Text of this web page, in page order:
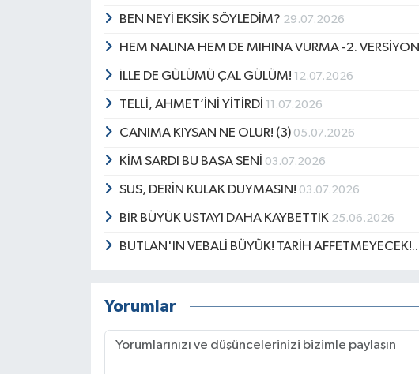
BEN NEYİ EKSİK SÖYLEDİM? 29.07.2026
HEM NALINA HEM DE MIHINA VURMA -2. VERSİYON
İLLE DE GÜLÜMÜ ÇAL GÜLÜM! 12.07.2026
TELLİ, AHMET’İNİ YİTİRDİ 11.07.2026
CANIMA KIYSAN NE OLUR! (3) 05.07.2026
KİM SARDI BU BAŞA SENİ 03.07.2026
SUS, DERİN KULAK DUYMASIN! 03.07.2026
BİR BÜYÜK USTAYI DAHA KAYBETTİK 25.06.2026
BUTLAN'IN VEBALİ BÜYÜK! TARİH AFFETMEYECEK!..
Yorumlar